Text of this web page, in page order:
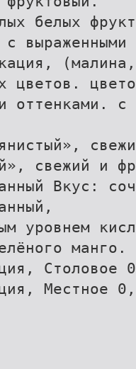
белых
с
цветов.
оттенками.
свежий и
Вкус:
уровнем
Столовое
Местное